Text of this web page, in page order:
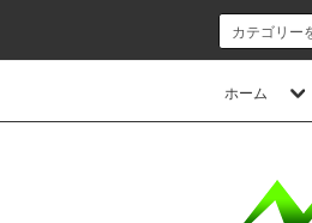
ホーム